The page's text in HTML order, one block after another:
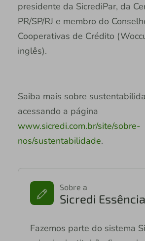
presidente da SicrediPar, da
PR/SP/RJ e membro do
Cooperativas de Crédito
inglês).
Saiba mais sobre
acessando a página
www.sicredi.com.br/site/sobre-
nos/sustentabilidade.
Sobre a
Sicredi Essência
Fazemos parte do sistema